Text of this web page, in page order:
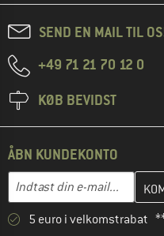
SEND EN MAIL TIL
+49 71 21 70 12 0
KØB BEVIDST
ÅBN KUNDEKONTO
E-mail-adresse
Indtast din e-mailadresse
5 euro i velkomstrabat